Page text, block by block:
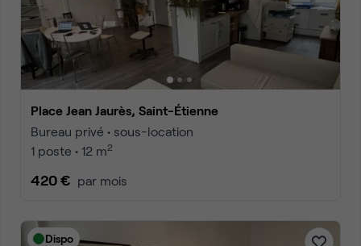
Place Jean Jaurès, Saint-Étienne
Bureau privé • sous-location
1 poste • 12 m2
420 € par mois
Dispo